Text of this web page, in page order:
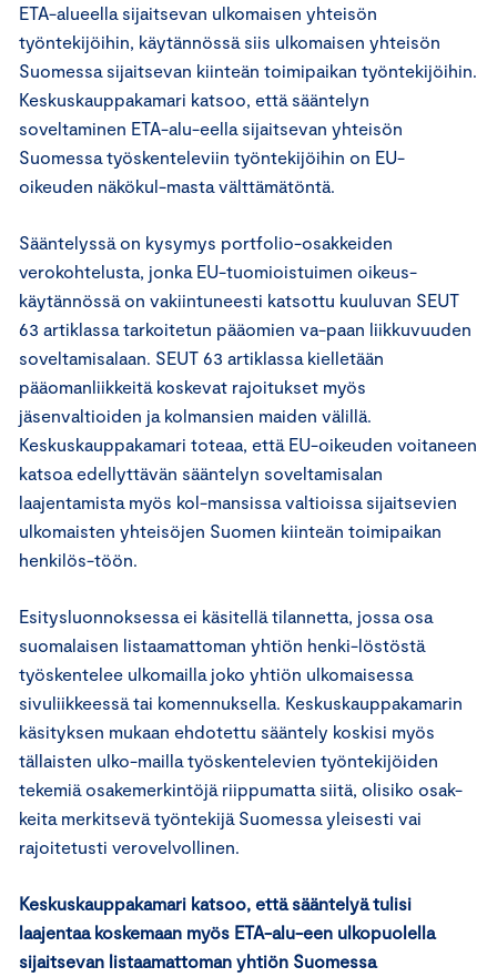
ETA-alueella sijaitsevan ulkomaisen yhteisön
työntekijöihin, käytännössä siis ulkomaisen yhteisön
Suomessa sijaitsevan kiinteän toimipaikan työntekijöihin.
Keskuskauppakamari katsoo, että sääntelyn
soveltaminen ETA-alu-eella sijaitsevan yhteisön
Suomessa työskenteleviin työntekijöihin on EU-
oikeuden näkökul-masta välttämätöntä.
Sääntelyssä on kysymys portfolio-osakkeiden
verokohtelusta, jonka EU-tuomioistuimen oikeus-
käytännössä on vakiintuneesti katsottu kuuluvan SEUT
63 artiklassa tarkoitetun pääomien va-paan liikkuvuuden
soveltamisalaan. SEUT 63 artiklassa kielletään
pääomanliikkeitä koskevat rajoitukset myös
jäsenvaltioiden ja kolmansien maiden välillä.
Keskuskauppakamari toteaa, että EU-oikeuden voitaneen
katsoa edellyttävän sääntelyn soveltamisalan
laajentamista myös kol-mansissa valtioissa sijaitsevien
ulkomaisten yhteisöjen Suomen kiinteän toimipaikan
henkilös-töön.
Esitysluonnoksessa ei käsitellä tilannetta, jossa osa
suomalaisen listaamattoman yhtiön henki-löstöstä
työskentelee ulkomailla joko yhtiön ulkomaisessa
sivuliikkeessä tai komennuksella. Keskuskauppakamarin
käsityksen mukaan ehdotettu sääntely koskisi myös
tällaisten ulko-mailla työskentelevien työntekijöiden
tekemiä osakemerkintöjä riippumatta siitä, olisiko osak-
keita merkitsevä työntekijä Suomessa yleisesti vai
rajoitetusti verovelvollinen.
Keskuskauppakamari katsoo, että sääntelyä tulisi
laajentaa koskemaan myös ETA-alu-een ulkopuolella
sijaitsevan listaamattoman yhtiön Suomessa